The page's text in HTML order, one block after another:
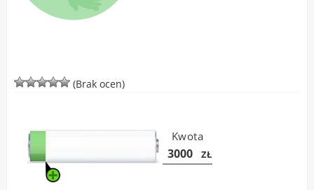
(Brak ocen)